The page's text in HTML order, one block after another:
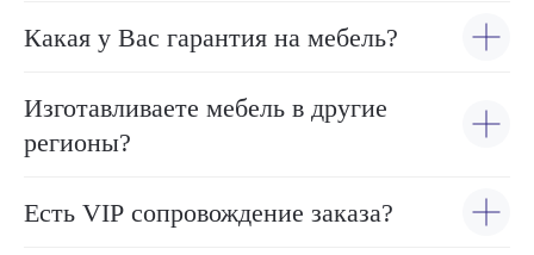
Какая у Вас гарантия на мебель?
Изготавливаете мебель в другие
регионы?
Есть VIP сопровождение заказа?